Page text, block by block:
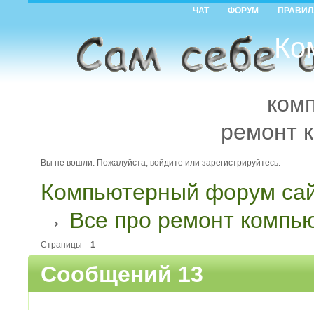
ЧАТ ФОРУМ
ремонт
Вы не вошли. Пожалуйста, войдите или зарегистрируйтесь.
Компьютерный форум
→ Все про ремонт
Страницы 1
Сообщений 13